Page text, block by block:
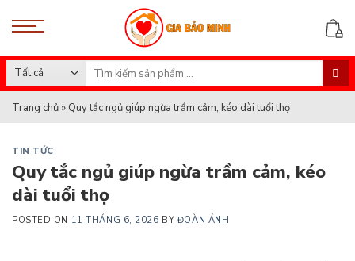
Search
for:
Trang chủ » Quy tắc ngủ giúp ngừa trầm cảm, kéo dài tuổi thọ
TIN TỨC
Quy tắc ngủ giúp ngừa trầm cảm, kéo
dài tuổi thọ
POSTED ON 11 THÁNG 6, 2026 BY ĐOÀN ÁNH